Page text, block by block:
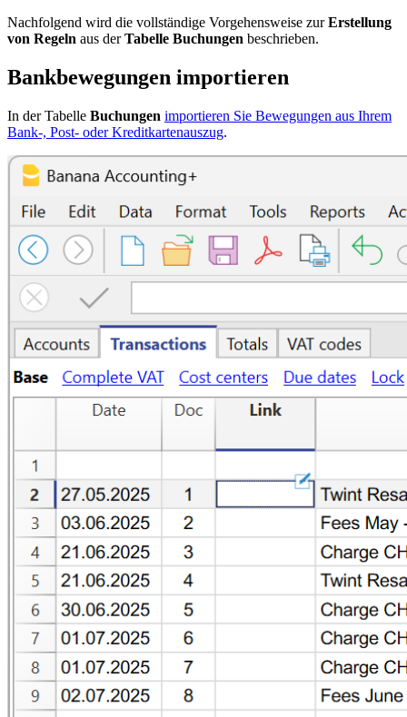
Nachfolgend wird die vollständige Vorgehensweise zurErstellung
von Regeln aus derTabelle Buchungen beschrieben.
Bankbewegungen importieren
In der Tabelle Buchungen importieren Sie Bewegungen aus Ihrem
Bank-, Post- oder Kreditkartenauszug.